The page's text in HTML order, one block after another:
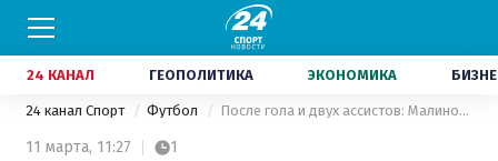
24 КАНАЛ ГЕОПОЛИТИКА ЭКОНОМИКА
24 канал Спорт Футбол После гола и двух ассистов: Малиновский стал одним из лучших в игре Аталанты в Лиге Европы
11 марта, 11:27 1